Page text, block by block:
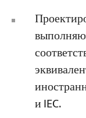
и IEC.